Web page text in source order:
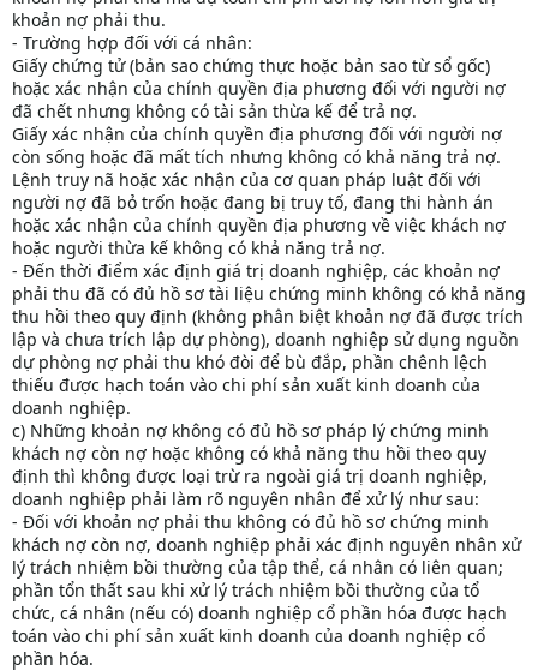
khoản nợ phải thu.
- Trường hợp đối với cá nhân:
Giấy chứng tử (bản sao chứng thực hoặc bản sao từ sổ gốc)
hoặc xác nhận của chính quyền địa phương đối với người nợ
đã chết nhưng không có tài sản thừa kế để trả nợ.
Giấy xác nhận của chính quyền địa phương đối với người nợ
còn sống hoặc đã mất tích nhưng không có khả năng trả nợ.
Lệnh truy nã hoặc xác nhận của cơ quan pháp luật đối với
người nợ đã bỏ trốn hoặc đang bị truy tố, đang thi hành án
hoặc xác nhận của chính quyền địa phương về việc khách nợ
hoặc người thừa kế không có khả năng trả nợ.
- Đến thời điểm xác định giá trị doanh nghiệp, các khoản nợ
phải thu đã có đủ hồ sơ tài liệu chứng minh không có khả năng
thu hồi theo quy định (không phân biệt khoản nợ đã được trích
lập và chưa trích lập dự phòng), doanh nghiệp sử dụng nguồn
dự phòng nợ phải thu khó đòi để bù đắp, phần chênh lệch
thiếu được hạch toán vào chi phí sản xuất kinh doanh của
doanh nghiệp.
c) Những khoản nợ không có đủ hồ sơ pháp lý chứng minh
khách nợ còn nợ hoặc không có khả năng thu hồi theo quy
định thì không được loại trừ ra ngoài giá trị doanh nghiệp,
doanh nghiệp phải làm rõ nguyên nhân để xử lý như sau:
- Đối với khoản nợ phải thu không có đủ hồ sơ chứng minh
khách nợ còn nợ, doanh nghiệp phải xác định nguyên nhân xử
lý trách nhiệm bồi thường của tập thể, cá nhân có liên quan;
phần tổn thất sau khi xử lý trách nhiệm bồi thường của tổ
chức, cá nhân (nếu có) doanh nghiệp cổ phần hóa được hạch
toán vào chi phí sản xuất kinh doanh của doanh nghiệp cổ
phần hóa.